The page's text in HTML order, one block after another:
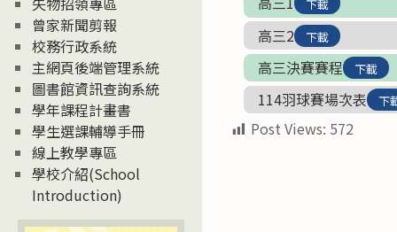
下載
高三2 下載
高三決賽賽程 下載
114羽球賽場次表 下
Post Views: 572
曾家新聞剪報
校務行政系統
主網頁後端管理系統
圖書館資訊查詢系統
學年課程計畫書
學生選課輔導手冊
線上教學專區
學校介紹(School
Introduction)